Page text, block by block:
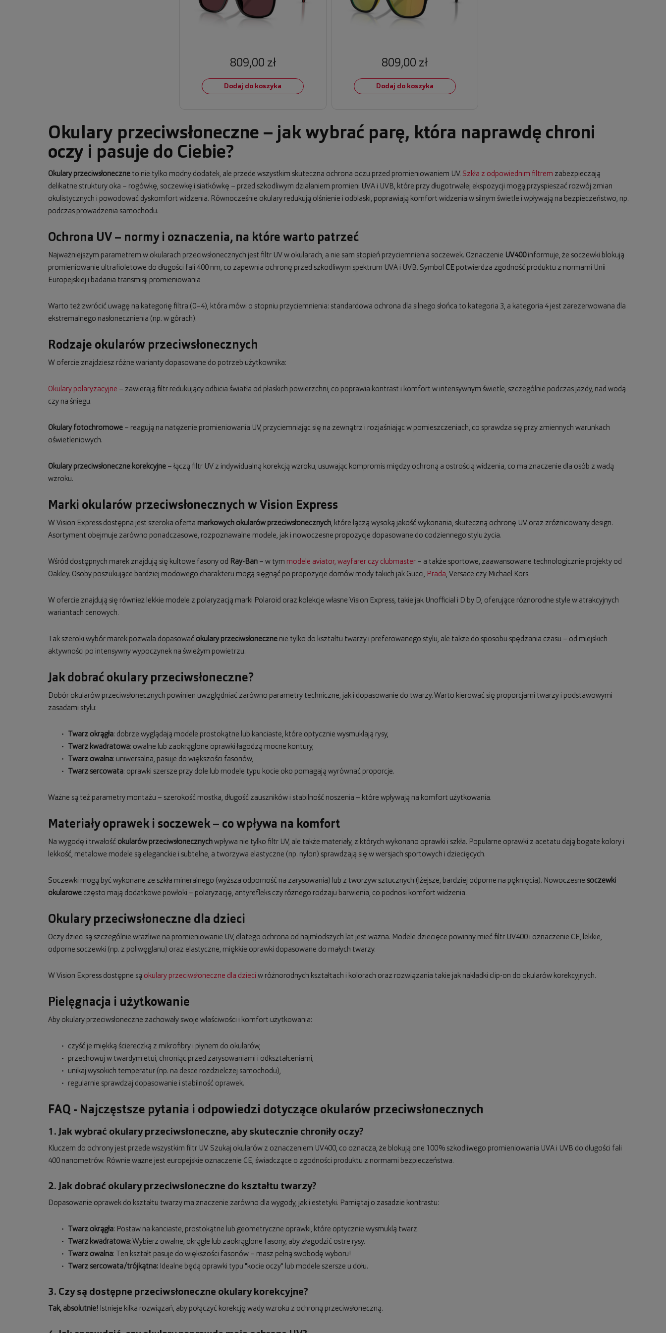
809,00 zł
Dodaj do koszyka
809,00 zł
Dodaj do koszyka
Okulary przeciwsłoneczne – jak wybrać parę, która naprawdę chroni
oczy i pasuje do Ciebie?
Okulary przeciwsłoneczne to nie tylko modny dodatek, ale przede wszystkim skuteczna ochrona oczu przed promieniowaniem UV. Szkła z odpowiednim filtrem zabezpieczają
delikatne struktury oka – rogówkę, soczewkę i siatkówkę – przed szkodliwym działaniem promieni UVA i UVB, które przy długotrwałej ekspozycji mogą przyspieszać rozwój zmian
okulistycznych i powodować dyskomfort widzenia. Równocześnie okulary redukują olśnienie i odblaski, poprawiają komfort widzenia w silnym świetle i wpływają na bezpieczeństwo, np.
podczas prowadzenia samochodu.
Ochrona UV – normy i oznaczenia, na które warto patrzeć
Najważniejszym parametrem w okularach przeciwsłonecznych jest filtr UV w okularach, a nie sam stopień przyciemnienia soczewek. Oznaczenie UV400informuje, że soczewki blokują
promieniowanie ultrafioletowe do długości fali 400 nm, co zapewnia ochronę przed szkodliwym spektrum UVA i UVB. Symbol CE potwierdza zgodność produktu z normami Unii
Europejskiej i badania transmisji promieniowania
Warto też zwrócić uwagę na kategorię filtra (0–4), która mówi o stopniu przyciemnienia: standardowa ochrona dla silnego słońca to kategoria 3, a kategoria 4 jest zarezerwowana dla
ekstremalnego nasłonecznienia (np. w górach).
Rodzaje okularów przeciwsłonecznych
W ofercie znajdziesz różne warianty dopasowane do potrzeb użytkownika:
Okulary polaryzacyjne – zawierają filtr redukujący odbicia światła od płaskich powierzchni, co poprawia kontrast i komfort w intensywnym świetle, szczególnie podczas jazdy, nad wodą
czy na śniegu.
Okulary fotochromowe – reagują na natężenie promieniowania UV, przyciemniając się na zewnątrz i rozjaśniając w pomieszczeniach, co sprawdza się przy zmiennych warunkach
oświetleniowych.
Okulary przeciwsłoneczne korekcyjne – łączą filtr UV z indywidualną korekcją wzroku, usuwając kompromis między ochroną a ostrością widzenia, co ma znaczenie dla osób z wadą
wzroku.
Marki okularów przeciwsłonecznych w Vision Express
W Vision Express dostępna jest szeroka oferta markowych okularów przeciwsłonecznych, które łączą wysoką jakość wykonania, skuteczną ochronę UV oraz zróżnicowany design.
Asortyment obejmuje zarówno ponadczasowe, rozpoznawalne modele, jak i nowoczesne propozycje dopasowane do codziennego stylu życia.
Wśród dostępnych marek znajdują się kultowe fasony od Ray-Ban – w tym modele aviator, wayfarer czy clubmaster – a także sportowe, zaawansowane technologicznie projekty od
Oakley. Osoby poszukujące bardziej modowego charakteru mogą sięgnąć po propozycje domów mody takich jak Gucci, Prada, Versace czy Michael Kors.
W ofercie znajdują się również lekkie modele z polaryzacją marki Polaroid oraz kolekcje własne Vision Express, takie jak Unofficial i D by D, oferujące różnorodne style w atrakcyjnych
wariantach cenowych.
Tak szeroki wybór marek pozwala dopasować okulary przeciwsłoneczne nie tylko do kształtu twarzy i preferowanego stylu, ale także do sposobu spędzania czasu – od miejskich
aktywności po intensywny wypoczynek na świeżym powietrzu.
Jak dobrać okulary przeciwsłoneczne?
Dobór okularów przeciwsłonecznych powinien uwzględniać zarówno parametry techniczne, jak i dopasowanie do twarzy. Warto kierować się proporcjami twarzy i podstawowymi
zasadami stylu:
Twarz okrągła: dobrze wyglądają modele prostokątne lub kanciaste, które optycznie wysmuklają rysy,
Twarz kwadratowa: owalne lub zaokrąglone oprawki łagodzą mocne kontury,
Twarz owalna: uniwersalna, pasuje do większości fasonów,
Twarz sercowata: oprawki szersze przy dole lub modele typu kocie oko pomagają wyrównać proporcje.
Ważne są też parametry montażu – szerokość mostka, długość zauszników i stabilność noszenia – które wpływają na komfort użytkowania.
Materiały oprawek i soczewek – co wpływa na komfort
Na wygodę i trwałość okularów przeciwsłonecznych wpływa nie tylko filtr UV, ale także materiały, z których wykonano oprawki i szkła. Popularne oprawki z acetatu dają bogate kolory i
lekkość, metalowe modele są eleganckie i subtelne, a tworzywa elastyczne (np. nylon) sprawdzają się w wersjach sportowych i dziecięcych.
Soczewki mogą być wykonane ze szkła mineralnego (wyższa odporność na zarysowania) lub z tworzyw sztucznych (lżejsze, bardziej odporne na pęknięcia). Nowoczesne soczewki
okularowe często mają dodatkowe powłoki – polaryzację, antyrefleks czy różnego rodzaju barwienia, co podnosi komfort widzenia.
Okulary przeciwsłoneczne dla dzieci
Oczy dzieci są szczególnie wrażliwe na promieniowanie UV, dlatego ochrona od najmłodszych lat jest ważna. Modele dziecięce powinny mieć filtr UV400 i oznaczenie CE, lekkie,
odporne soczewki (np. z poliwęglanu) oraz elastyczne, miękkie oprawki dopasowane do małych twarzy.
W Vision Express dostępne są okulary przeciwsłoneczne dla dzieci w różnorodnych kształtach i kolorach oraz rozwiązania takie jak nakładki clip-on do okularów korekcyjnych.
Pielęgnacja i użytkowanie
Aby okulary przeciwsłoneczne zachowały swoje właściwości i komfort użytkowania:
czyść je miękką ściereczką z mikrofibry i płynem do okularów,
przechowuj w twardym etui, chroniąc przed zarysowaniami i odkształceniami,
unikaj wysokich temperatur (np. na desce rozdzielczej samochodu),
regularnie sprawdzaj dopasowanie i stabilność oprawek.
FAQ - Najczęstsze pytania i odpowiedzi dotyczące okularów przeciwsłonecznych
1. Jak wybrać okulary przeciwsłoneczne, aby skutecznie chroniły oczy?
Kluczem do ochrony jest przede wszystkim filtr UV. Szukaj okularów z oznaczeniem UV400, co oznacza, że blokują one 100% szkodliwego promieniowania UVA i UVB do długości fali
400 nanometrów. Równie ważne jest europejskie oznaczenie CE, świadczące o zgodności produktu z normami bezpieczeństwa.
2. Jak dobrać okulary przeciwsłoneczne do kształtu twarzy?
Dopasowanie oprawek do kształtu twarzy ma znaczenie zarówno dla wygody, jak i estetyki. Pamiętaj o zasadzie kontrastu:
Twarz okrągła: Postaw na kanciaste, prostokątne lub geometryczne oprawki, które optycznie wysmuklą twarz.
Twarz kwadratowa: Wybierz owalne, okrągłe lub zaokrąglone fasony, aby złagodzić ostre rysy.
Twarz owalna: Ten kształt pasuje do większości fasonów – masz pełną swobodę wyboru!
Twarz sercowata/trójkątna: Idealne będą oprawki typu "kocie oczy" lub modele szersze u dołu.
3. Czy są dostępne przeciwsłoneczne okulary korekcyjne?
Tak, absolutnie! Istnieje kilka rozwiązań, aby połączyć korekcję wady wzroku z ochroną przeciwsłoneczną.